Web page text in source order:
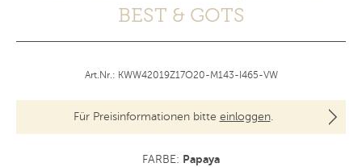
BEST & GOTS
Art.Nr.: KWW42019Z17O20-M143-I465-VW
Für Preisinformationen bitte einloggen.
FARBE: Papaya